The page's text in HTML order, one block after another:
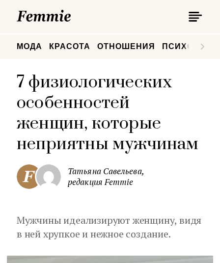
МОДА КРАСОТА ОТНОШЕНИЯ
7 физиологических
особенностей
женщин, которые
неприятны мужчинам
Татьяна Савельева,
редакция Femmie
Мужчины идеализируют женщину, видя
в ней хрупкое и нежное создание.